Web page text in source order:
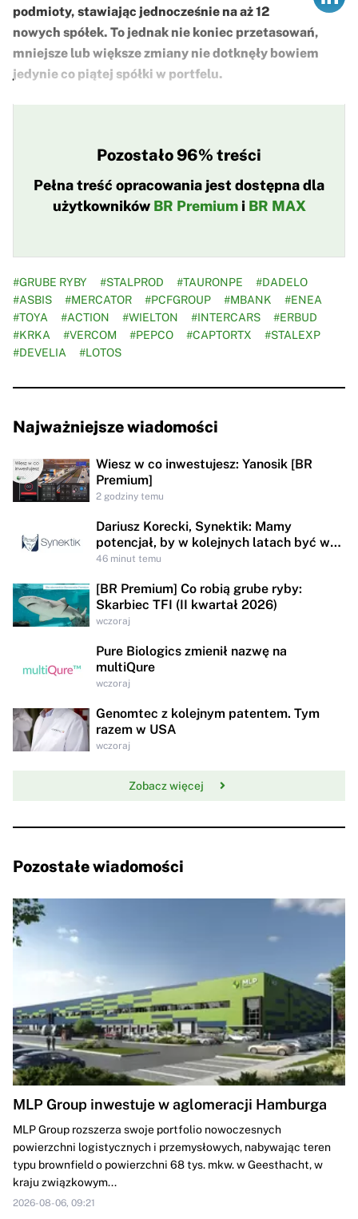
podmioty, stawiając jednocześnie na aż 12
nowych spółek. To jednak nie koniec przetasowań,
mniejsze lub większe zmiany nie dotknęły bowiem
jedynie co piątej spółki w portfelu.
Pozostało 96% treści
Pełna treść opracowania jest dostępna dla
użytkowników BR Premiumi BR MAX
#GRUBE RYBY #STALPROD #TAURONPE
#DADELO
#ASBIS
#MERCATOR #PCFGROUP #MBANK
#ENEA
#TOYA
#ACTION #WIELTON #INTERCARS
#ERBUD
#KRKA
#VERCOM #PEPCO #CAPTORTX
#STALEXP
#DEVELIA
#LOTOS
Najważniejsze wiadomości
Wiesz w co inwestujesz: Yanosik [BR
Premium]
2 godziny temu
Dariusz Korecki, Synektik: Mamy
potencjał, by w kolejnych latach być w
awangardzie rewolucji technologicznej
46 minut temu
[BR Premium] Co robią grube ryby:
Skarbiec TFI (II kwartał 2026)
wczoraj
Pure Biologics zmienił nazwę na
multiQure
wczoraj
Genomtec z kolejnym patentem. Tym
razem w USA
wczoraj
Zobacz więcej
Pozostałe wiadomości
MLP Group inwestuje w aglomeracji Hamburga
MLP Group rozszerza swoje portfolio nowoczesnych
powierzchni logistycznych i przemysłowych, nabywając teren
typu brownfield o powierzchni 68 tys. mkw. w Geesthacht, w
kraju związkowym...
2026-08-06, 09:21